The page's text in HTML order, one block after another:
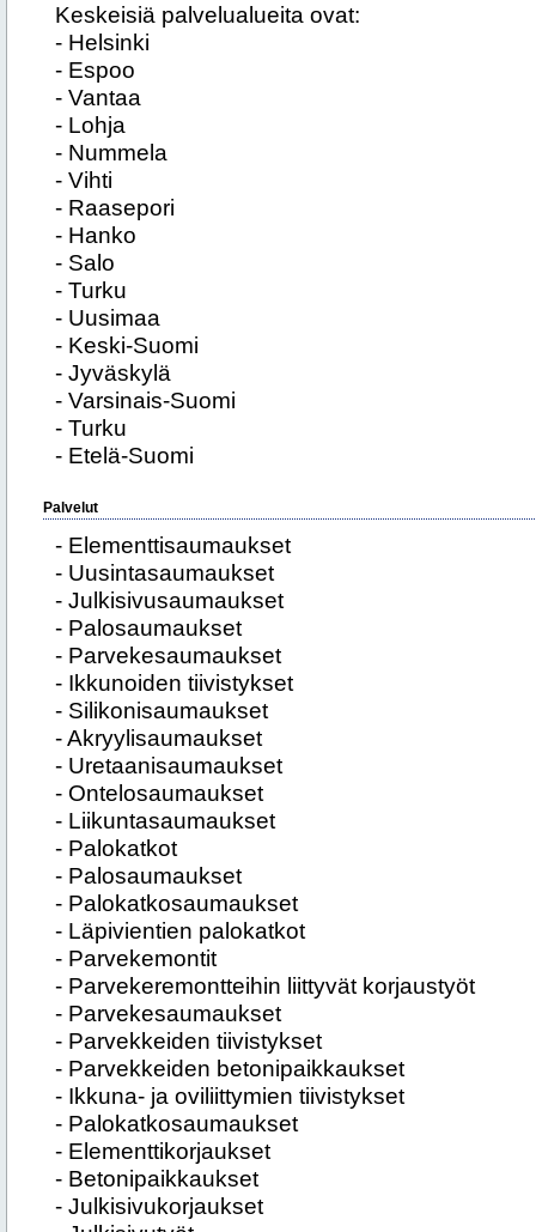
Keskeisiä palvelualueita ovat:
- Helsinki
- Espoo
- Vantaa
- Lohja
- Nummela
- Vihti
- Raasepori
- Hanko
- Salo
- Turku
- Uusimaa
- Keski-Suomi
- Jyväskylä
- Varsinais-Suomi
- Turku
- Etelä-Suomi
Palvelut
- Elementtisaumaukset
- Uusintasaumaukset
- Julkisivusaumaukset
- Palosaumaukset
- Parvekesaumaukset
- Ikkunoiden tiivistykset
- Silikonisaumaukset
- Akryylisaumaukset
- Uretaanisaumaukset
- Ontelosaumaukset
- Liikuntasaumaukset
- Palokatkot
- Palosaumaukset
- Palokatkosaumaukset
- Läpivientien palokatkot
- Parvekemontit
- Parvekeremontteihin liittyvät korjaustyöt
- Parvekesaumaukset
- Parvekkeiden tiivistykset
- Parvekkeiden betonipaikkaukset
- Ikkuna- ja oviliittymien tiivistykset
- Palokatkosaumaukset
- Elementtikorjaukset
- Betonipaikkaukset
- Julkisivukorjaukset